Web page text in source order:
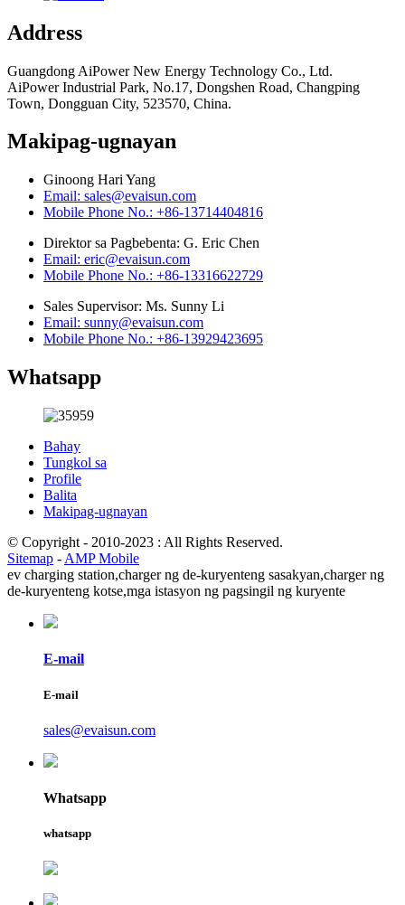
Address
Guangdong AiPower New Energy Technology Co., Ltd.
AiPower Industrial Park, No.17, Dongshen Road, Changping
Town, Dongguan City, 523570, China.
Makipag-ugnayan
Ginoong Hari Yang
Email: sales@evaisun.com
Mobile Phone No.: +86-13714404816
Direktor sa Pagbebenta: G. Eric Chen
Email: eric@evaisun.com
Mobile Phone No.: +86-13316622729
Sales Supervisor: Ms. Sunny Li
Email: sunny@evaisun.com
Mobile Phone No.: +86-13929423695
Whatsapp
Bahay
Tungkol sa
Profile
Balita
Makipag-ugnayan
© Copyright - 2010-2023 : All Rights Reserved.
Sitemap - AMP Mobile
ev charging station,charger ng de-kuryenteng sasakyan,charger ng
de-kuryenteng kotse,mga istasyon ng pagsingil ng kuryente
E-mail
E-mail
sales@evaisun.com
Whatsapp
whatsapp